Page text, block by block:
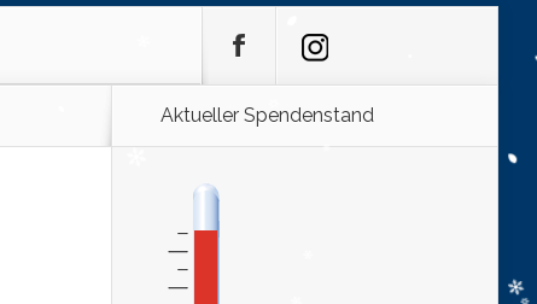
Aktueller Spendenstand